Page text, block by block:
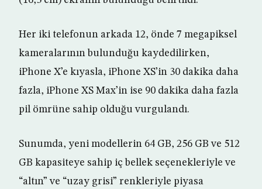
Her iki telefonun arkada 12, önde 7 megapiksel
kameralarının bulunduğu kaydedilirken,
iPhone X’e kıyasla, iPhone XS’in 30 dakika daha
fazla, iPhone XS Max’in ise 90 dakika daha fazla
pil ömrüne sahip olduğu vurgulandı.
Sunumda, yeni modellerin 64 GB, 256 GB ve 512
GB kapasiteye sahip iç bellek seçenekleriyle ve
“altın” ve “uzay grisi” renkleriyle piyasa